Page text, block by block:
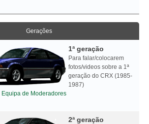
Gerações
1ª geração
Para falar/colocarem
fotos/videos sobre a 1ª
geração do CRX (1985-
1987)
Equipa de Moderadores
2ª geração